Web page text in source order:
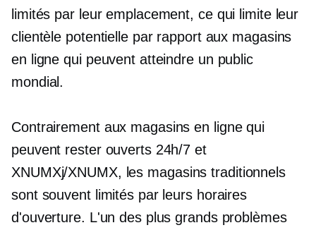
limités par leur emplacement, ce qui limite leur
clientèle potentielle par rapport aux magasins
en ligne qui peuvent atteindre un public
mondial.
Contrairement aux magasins en ligne qui
peuvent rester ouverts 24h/7 et
XNUMXj/XNUMX, les magasins traditionnels
sont souvent limités par leurs horaires
d'ouverture. L'un des plus grands problèmes